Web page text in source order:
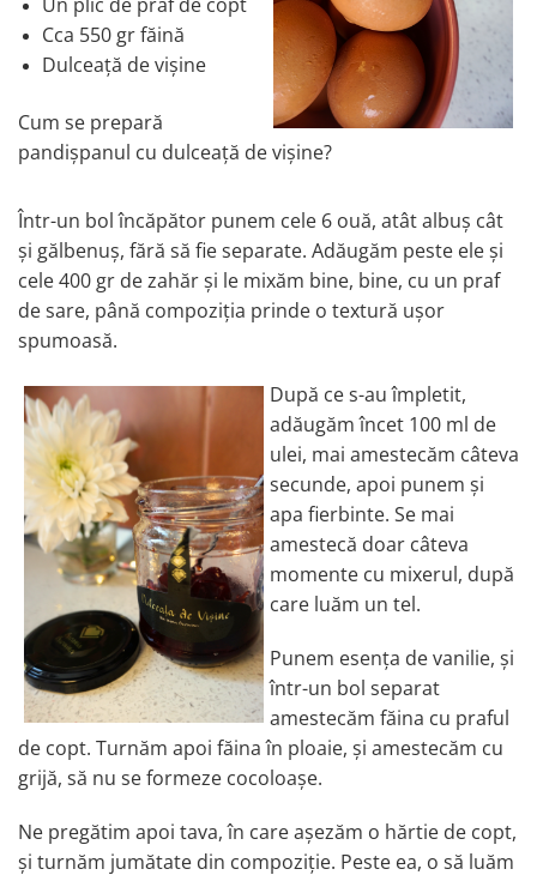
Un plic de praf de copt
Cca 550 gr făină
Dulceață de vișine
Cum se prepară
pandișpanul cu dulceață de vișine?
Într-un bol încăpător punem cele 6 ouă, atât albuș cât
și gălbenuș, fără să fie separate. Adăugăm peste ele și
cele 400 gr de zahăr și le mixăm bine, bine, cu un praf
de sare, până compoziția prinde o textură ușor
spumoasă.
După ce s-au împletit,
adăugăm încet 100 ml de
ulei, mai amestecăm câteva
secunde, apoi punem și
apa fierbinte. Se mai
amestecă doar câteva
momente cu mixerul, după
care luăm un tel.
Punem esența de vanilie, și
într-un bol separat
amestecăm făina cu praful
de copt. Turnăm apoi făina în ploaie, și amestecăm cu
grijă, să nu se formeze cocoloașe.
Ne pregătim apoi tava, în care așezăm o hărtie de copt,
și turnăm jumătate din compoziție. Peste ea, o să luăm